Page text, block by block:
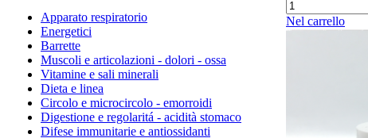
Apparato respiratorio
Energetici
Barrette
Muscoli e articolazioni - dolori - ossa
Vitamine e sali minerali
Dieta e linea
Circolo e microcircolo - emorroidi
Digestione e regolaritá - acidità stomaco
Difese immunitarie e antiossidanti
Nel carrello